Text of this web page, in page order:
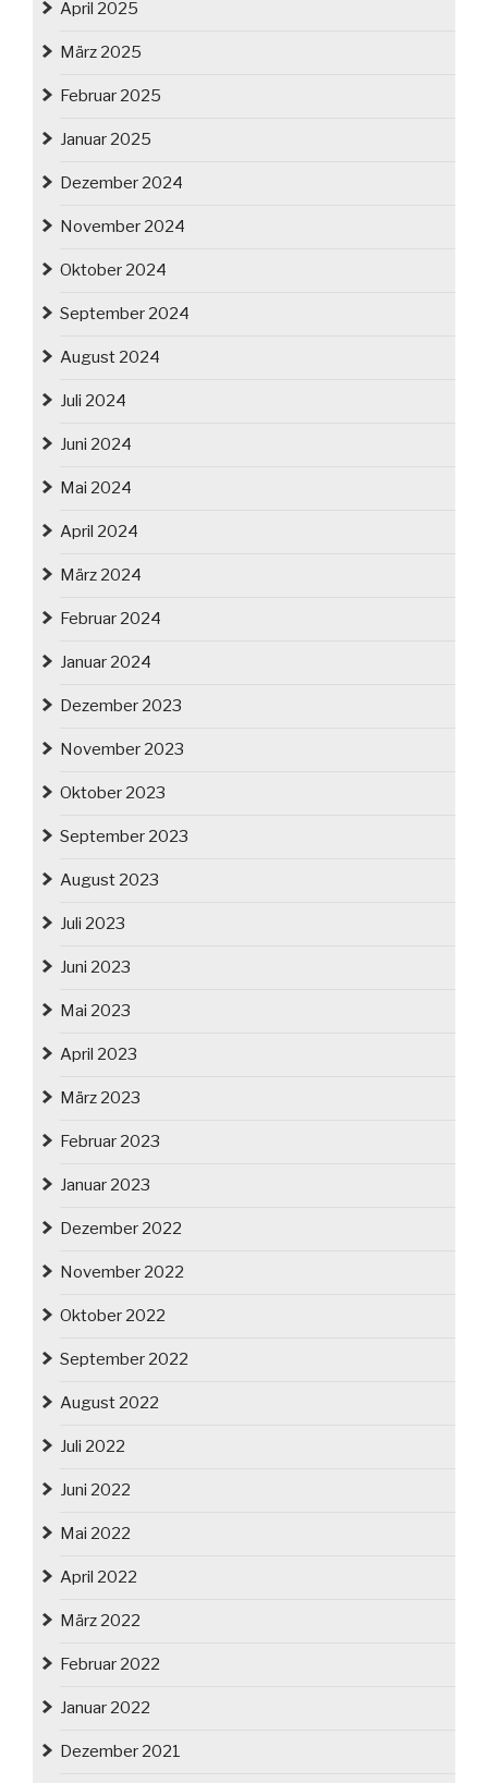
April 2025
März 2025
Februar 2025
Januar 2025
Dezember 2024
November 2024
Oktober 2024
September 2024
August 2024
Juli 2024
Juni 2024
Mai 2024
April 2024
März 2024
Februar 2024
Januar 2024
Dezember 2023
November 2023
Oktober 2023
September 2023
August 2023
Juli 2023
Juni 2023
Mai 2023
April 2023
März 2023
Februar 2023
Januar 2023
Dezember 2022
November 2022
Oktober 2022
September 2022
August 2022
Juli 2022
Juni 2022
Mai 2022
April 2022
März 2022
Februar 2022
Januar 2022
Dezember 2021